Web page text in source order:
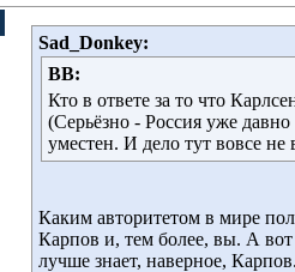
Sad_Donkey:
ВВ:
Кто в ответе за то что
(Серьёзно - Россия уже
уместен. И дело тут вовсе не
Каким авторитетом в мире
Карпов и, тем более, вы. А
лучше знает, наверное,